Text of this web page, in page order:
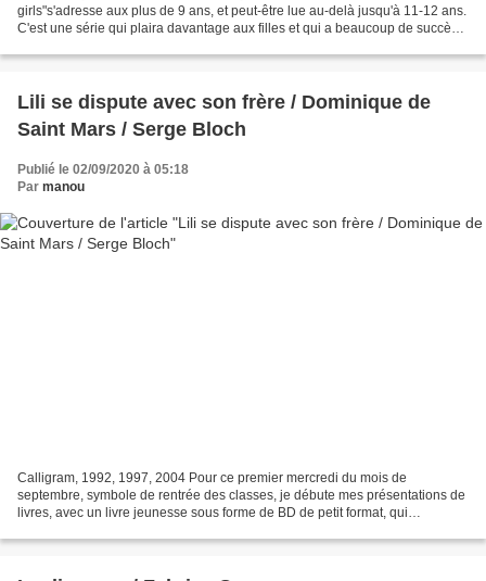
girls"s'adresse aux plus de 9 ans, et peut-être lue au-delà jusqu'à 11-12 ans.
C'est une série qui plaira davantage aux filles et qui a beaucoup de succès
Lili se dispute avec son frère / Dominique de
Saint Mars / Serge Bloch
Publié le 02/09/2020 à 05:18
Par manou
Calligram, 1992, 1997, 2004 Pour ce premier mercredi du mois de
septembre, symbole de rentrée des classes, je débute mes présentations de
livres, avec un livre jeunesse sous forme de BD de petit format, qui